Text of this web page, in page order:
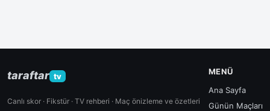
taraftar tv
Canlı skor · Fikstür · TV rehberi · Maç önizleme ve özetleri
MENÜ
Ana Sayfa
Günün Maçları